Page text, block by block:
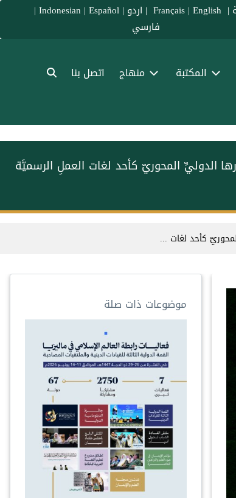
|
Français
| English
| اردو |
Indonesian | Español
|
فارسي
المكتبة منهاج اتصل بنا
الدوليِّ المحوريّ كأحد لغات العملِ الرسميَّة
كأحد لغات ...
موضوعات ذات صلة